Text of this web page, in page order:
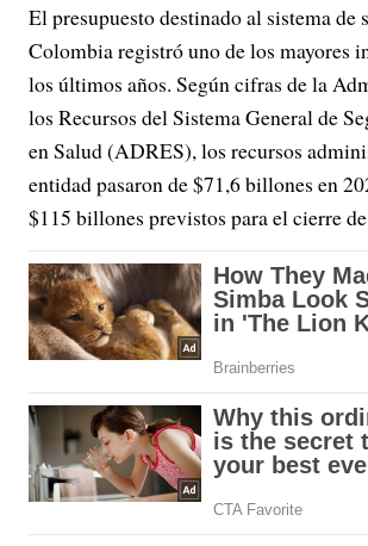
El presupuesto destinado al sistema de
Colombia registró uno de los mayores
los últimos años. Según cifras de la
los Recursos del Sistema General de
en Salud (ADRES), los recursos
entidad pasaron de $71,6 billones en
$115 billones previstos para el cierre